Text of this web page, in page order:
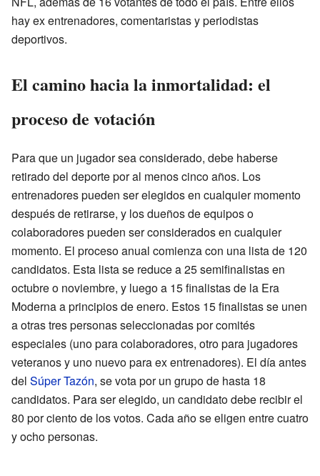
hay ex entrenadores, comentaristas y periodistas
deportivos.
El camino hacia la inmortalidad: el
proceso de votación
Para que un jugador sea considerado, debe haberse
retirado del deporte por al menos cinco años. Los
entrenadores pueden ser elegidos en cualquier momento
después de retirarse, y los dueños de equipos o
colaboradores pueden ser considerados en cualquier
momento. El proceso anual comienza con una lista de 120
candidatos. Esta lista se reduce a 25 semifinalistas en
octubre o noviembre, y luego a 15 finalistas de la Era
Moderna a principios de enero. Estos 15 finalistas se unen
a otras tres personas seleccionadas por comités
especiales (uno para colaboradores, otro para jugadores
veteranos y uno nuevo para ex entrenadores). El día antes
del Súper Tazón, se vota por un grupo de hasta 18
candidatos. Para ser elegido, un candidato debe recibir el
80 por ciento de los votos. Cada año se eligen entre cuatro
y ocho personas.